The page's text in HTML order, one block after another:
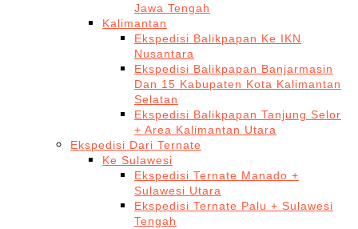
Jawa Tengah
Kalimantan
Ekspedisi Balikpapan Ke IKN
Nusantara
Ekspedisi Balikpapan Banjarmasin
Dan 15 Kabupaten Kota Kalimantan
Selatan
Ekspedisi Balikpapan Tanjung Selor
+ Area Kalimantan Utara
Ekspedisi Dari Ternate
Ke Sulawesi
Ekspedisi Ternate Manado +
Sulawesi Utara
Ekspedisi Ternate Palu + Sulawesi
Tengah